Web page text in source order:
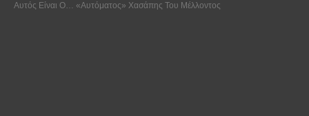
Αυτός Είναι Ο… «αυτόματος» Χασάπης Του Μέλλοντος